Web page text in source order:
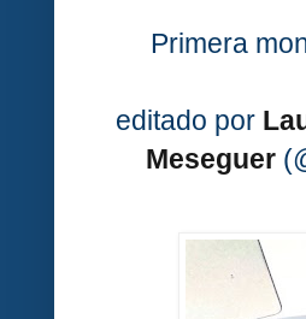
Primera
editado por
Meseguer